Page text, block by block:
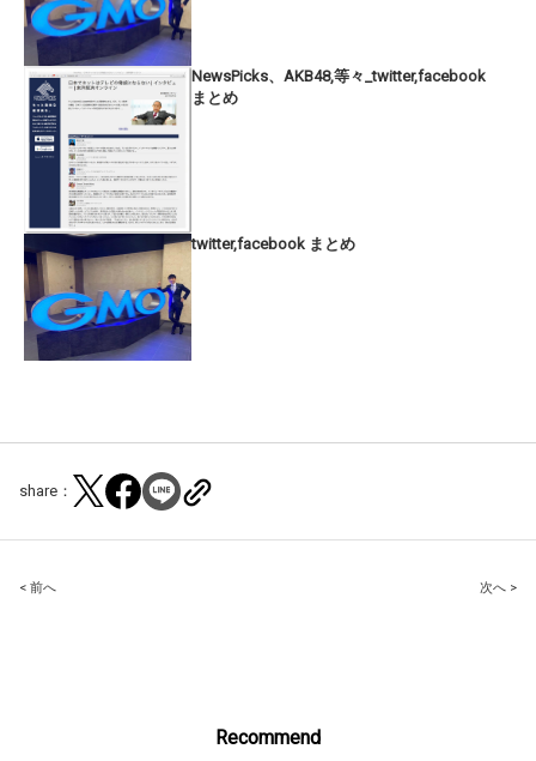
NewsPicks、AKB48,等々_twitter,facebook
まとめ
twitter,facebook まとめ
share：
Post
< 前へ 次へ >
Recommend